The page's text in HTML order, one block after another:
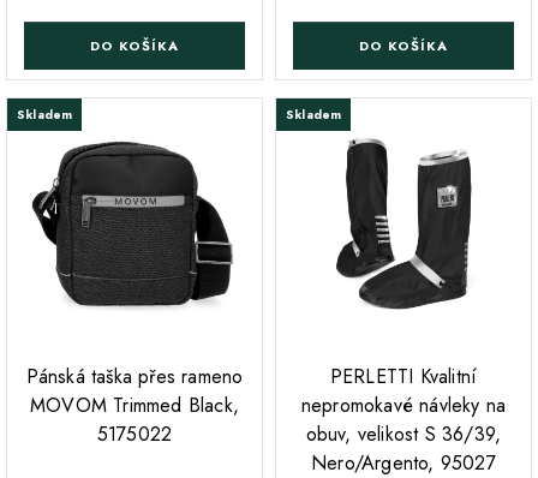
DO KOŠÍKA DO KOŠÍKA
Skladem
Pánská taška přes rameno
MOVOM Trimmed Black,
5175022
Skladem
PERLETTI Kvalitní
nepromokavé návleky na
obuv, velikost S 36/39,
Nero/Argento, 95027